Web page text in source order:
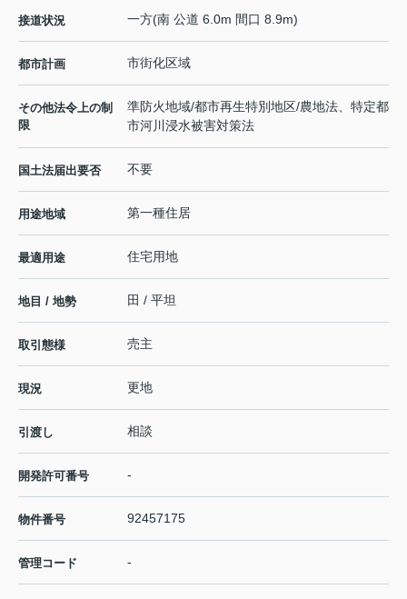
接道状況 一方(南 公道 6.0m 間口 8.9m)
都市計画 市街化区域
その他法令上の制
限
準防火地域/都市再生特別地区/農地法、特定都
市河川浸水被害対策法
国土法届出要否 不要
用途地域 第一種住居
最適用途 住宅用地
地目 / 地勢 田 / 平坦
取引態様 売主
現況 更地
引渡し 相談
開発許可番号 -
物件番号 92457175
管理コード -